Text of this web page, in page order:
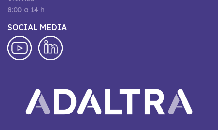
8:00 a 14 h
SOCIAL MEDIA